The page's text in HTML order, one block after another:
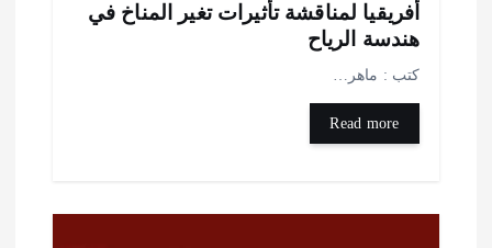
لمناقشة تأثيرات تغير المناخ في
الرياح
: ماهر…